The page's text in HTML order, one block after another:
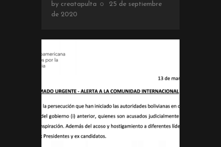
by creatapulta
25 de septiembre
de 2020